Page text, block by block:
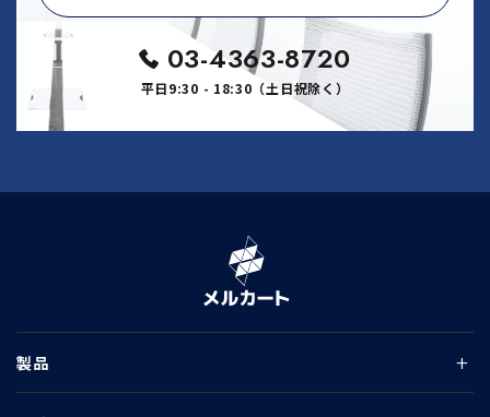
03-4363-8720
平日9:30 - 18:30（土日祝除く）
製品